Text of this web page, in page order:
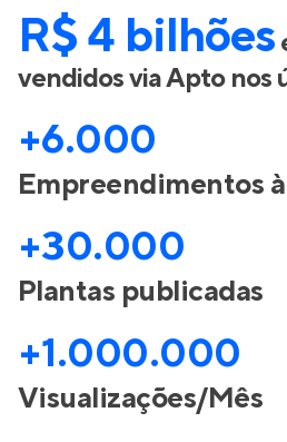
R$ 4 bilhões
vendidos via Apto nos
+6.000
Empreendimentos
+30.000
Plantas publicadas
+1.000.000
Visualizações/Mês